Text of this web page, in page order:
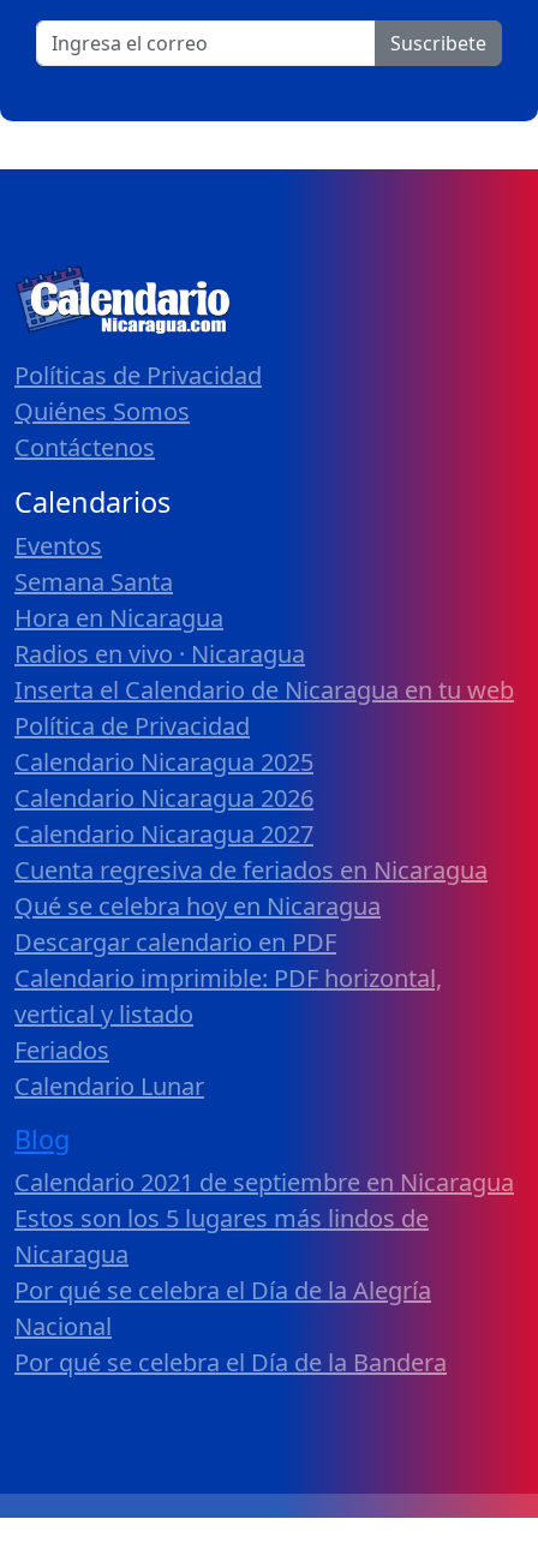
Suscribete
Políticas de Privacidad
Quiénes Somos
Contáctenos
Calendarios
Eventos
Semana Santa
Hora en Nicaragua
Radios en vivo · Nicaragua
Inserta el Calendario de Nicaragua en tu web
Política de Privacidad
Calendario Nicaragua 2025
Calendario Nicaragua 2026
Calendario Nicaragua 2027
Cuenta regresiva de feriados en Nicaragua
Qué se celebra hoy en Nicaragua
Descargar calendario en PDF
Calendario imprimible: PDF horizontal,
vertical y listado
Feriados
Calendario Lunar
Blog
Calendario 2021 de septiembre en Nicaragua
Estos son los 5 lugares más lindos de
Nicaragua
Por qué se celebra el Día de la Alegría
Nacional
Por qué se celebra el Día de la Bandera